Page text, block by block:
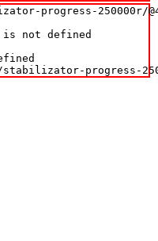
progress-250000r/
is not defined
progress-